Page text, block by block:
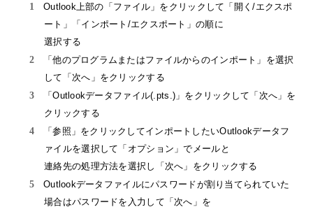
Outlook上部の「ファイル」をクリックして「開く/エクスポ
ート」「インポート/エクスポート」の順に
選択する
「他のプログラムまたはファイルからのインポート」を選択
して「次へ」をクリックする
「Outlookデータファイル(.pts.)」をクリックして「次へ」を
クリックする
「参照」をクリックしてインポートしたいOutlookデータフ
ァイルを選択して「オプション」でメールと
連絡先の処理方法を選択し「次へ」をクリックする
Outlookデータファイルにパスワードが割り当てられていた
場合はパスワードを入力して「次へ」を